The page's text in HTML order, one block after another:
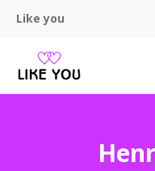
Like you